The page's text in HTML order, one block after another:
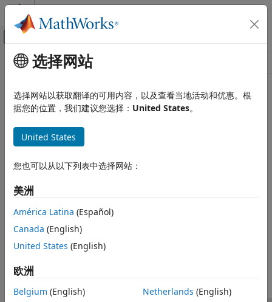
跳到内容
画布外导航菜单切换
资源
状态
主要内容
选择网站
选择网站以获取翻译的可用内容，以及查看当地活动和优惠。根
据您的位置，我们建议您选择： United States。
United States
您也可以从以下列表中选择网站：
美洲
América Latina (Español)
Canada (English)
United States (English)
欧洲
Belgium (English)
Netherlands (English)